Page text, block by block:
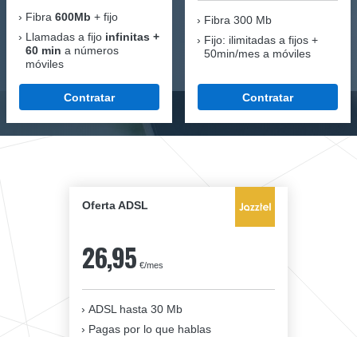
Fibra 600Mb + fijo
Llamadas a fijo infinitas +
60 min a números
móviles
Contratar
Fibra 300 Mb
Fijo: ilimitadas a fijos +
50min/mes a móviles
Contratar
Oferta ADSL
26,95 €/mes
ADSL hasta 30 Mb
Pagas por lo que hablas